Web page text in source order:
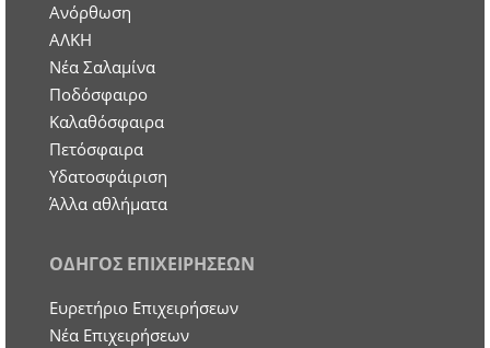
Ανόρθωση
ΑΛΚΗ
Νέα Σαλαμίνα
Ποδόσφαιρο
Καλαθόσφαιρα
Πετόσφαιρα
Υδατοσφάιριση
Άλλα αθλήματα
ΟΔΗΓΟΣ ΕΠΙΧΕΙΡΗΣΕΩΝ
Ευρετήριο Επιχειρήσεων
Nέα Επιχειρήσεων